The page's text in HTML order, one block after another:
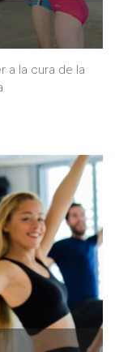
a la cura de la